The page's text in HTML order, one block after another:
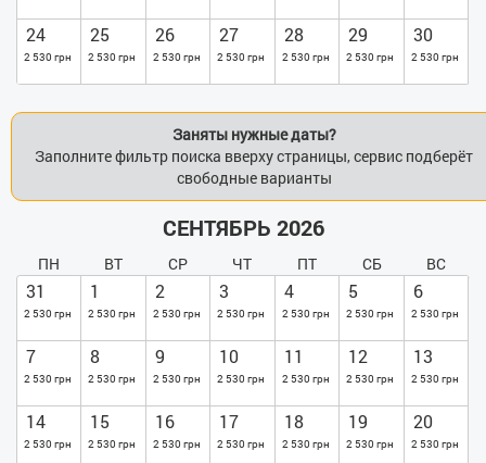
24
2 530 грн
25
2 530 грн
26
2 530 грн
27
2 530 грн
28
2 530 грн
29
2 530 грн
30
2 530 грн
Заняты нужные даты?
Заполните фильтр поиска вверху страницы, сервис подберёт
свободные варианты
СЕНТЯБРЬ 2026
ПН ВТ СР ЧТ ПТ СБ ВС
31
2 530 грн
1
2 530 грн
2
2 530 грн
3
2 530 грн
4
2 530 грн
5
2 530 грн
6
2 530 грн
7
2 530 грн
8
2 530 грн
9
2 530 грн
10
2 530 грн
11
2 530 грн
12
2 530 грн
13
2 530 грн
14
2 530 грн
15
2 530 грн
16
2 530 грн
17
2 530 грн
18
2 530 грн
19
2 530 грн
20
2 530 грн